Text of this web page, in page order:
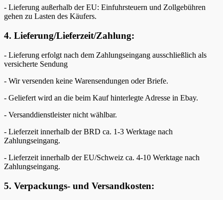
- Lieferung außerhalb der EU: Einfuhrsteuern und Zollgebühren
gehen zu Lasten des Käufers.
4. Lieferung/Lieferzeit/Zahlung:
- Lieferung erfolgt nach dem Zahlungseingang ausschließlich als
versicherte Sendung
- Wir versenden keine Warensendungen oder Briefe.
- Geliefert wird an die beim Kauf hinterlegte Adresse in Ebay.
- Versanddienstleister nicht wählbar.
- Lieferzeit innerhalb der BRD ca. 1-3 Werktage nach
Zahlungseingang.
- Lieferzeit innerhalb der EU/Schweiz ca. 4-10 Werktage nach
Zahlungseingang.
5. Verpackungs- und Versandkosten: